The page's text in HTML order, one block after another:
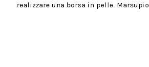
realizzare una borsa in pelle. Marsupio